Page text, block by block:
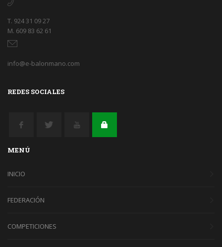
T. 924 31 09 27
M. 609 83 62 61
info@e-balonmano.com
REDES SOCIALES
MENÚ
INICIO
FEDERACIÓN
COMPETICIONES